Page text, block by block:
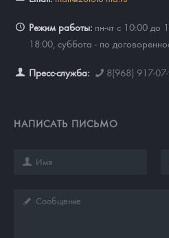
Режим работы: пн-чт с 10:00 до
18:00, суббота - по
Пресс-служба: 8(968) 917-
НАПИСАТЬ ПИСЬМО